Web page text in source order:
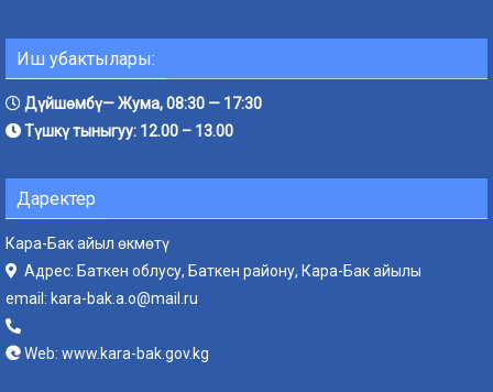
Иш убактылары:
Дүйшөмбү— Жума, 08:30 — 17:30
Түшкү тыныгуу: 12.00 – 13.00
Даректер
Кара-Бак айыл өкмөтү
Адрес: Баткен облусу, Баткен району, Кара-Бак айылы
email: kara-bak.a.o@mail.ru
Web: www.kara-bak.gov.kg